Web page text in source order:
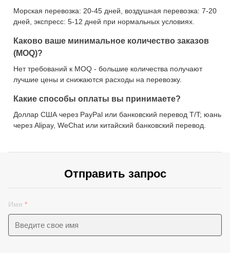
Морская перевозка: 20-45 дней, воздушная перевозка: 7-20
дней, экспресс: 5-12 дней при нормальных условиях.
Каково ваше минимальное количество заказов
(MOQ)?
Нет требований к MOQ - большие количества получают
лучшие цены и снижаются расходы на перевозку.
Какие способы оплаты вы принимаете?
Доллар США через PayPal или банковский перевод T/T; юань
через Alipay, WeChat или китайский банковский перевод.
Отправить запрос
Имя *